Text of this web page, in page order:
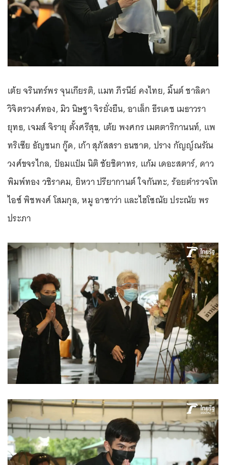
เต้ย จรินทร์พร จุนเกียรติ, แมท ภีรนีย์ คงไทย, มิ้นต์ ชาลิดา
วิจิตรวงศ์ทอง, มิว นิษฐา จิรยั่งยืน, อาเล็ก ธีรเดช เมธาวรา
ยุทธ, เจมส์ จิรายุ ตั้งศรีสุข, เต้ย พงศกร เมตตาริกานนท์, แพ
ทริเซีย ธัญชนก กู๊ด, เก้า สุภัสสรา ธนชาต, ปราง กัญญ์ณรัณ
วงศ์ขจรไกล, ป๋อมแป๋ม นิติ ชัยชิตาทร, แก้ม เดอะสตาร์, ดาว
พิมพ์ทอง วชิราคม, ยิหวา ปรียากานต์ ใจกันทะ, ร้อยตำรวจโท
ไอซ์ พิชพงศ์ โสมกุล, หมู อาซาว่า และไฮโซณัย ประณัย พร
ประภา